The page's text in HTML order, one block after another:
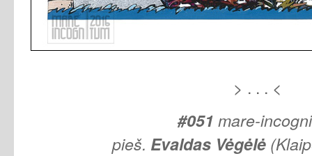
> . . . <
#051 mare-
pieš. Evaldas Vėgėlė